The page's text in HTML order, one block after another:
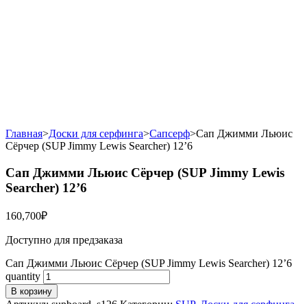
Главная>Доски для серфинга>Сапсерф>Сап Джимми Льюис
Сёрчер (SUP Jimmy Lewis Searcher) 12’6
Сап Джимми Льюис Сёрчер (SUP Jimmy Lewis
Searcher) 12’6
160,700₽
Доступно для предзаказа
Сап Джимми Льюис Сёрчер (SUP Jimmy Lewis Searcher) 12’6
quantity
В корзину